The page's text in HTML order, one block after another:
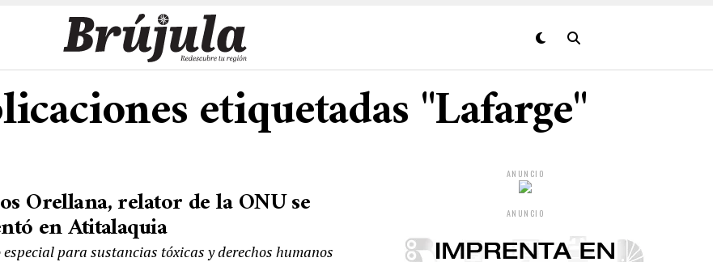
etiquetadas "Lafarge"
Orellana, relator de la ONU se
en Atitalaquia
para sustancias tóxicas y derechos humanos
ANUNCIO
ANUNCIO